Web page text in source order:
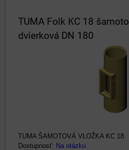
TUMA Folk KC 18
dvierková DN 180
TUMA ŠAMOTOVÁ VLOŽKA KC 18
Dostupnosť: Na otázku